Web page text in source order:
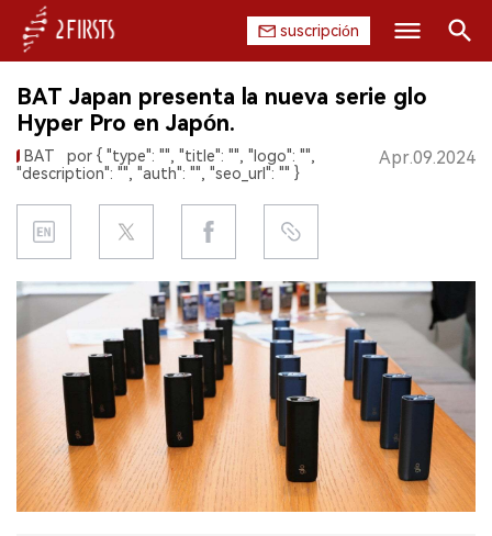
suscripción
INICIO
EMPRESA
PRODUCTO
CHINA
DATOS
EXPOSICIÓN
ENTREVISTA
Buscar
BAT Japan presenta la nueva serie glo
Hyper Pro en Japón.
BAT
por { "type": "", "title": "", "logo": "",
"description": "", "auth": "", "seo_url": "" }
Apr.09.2024